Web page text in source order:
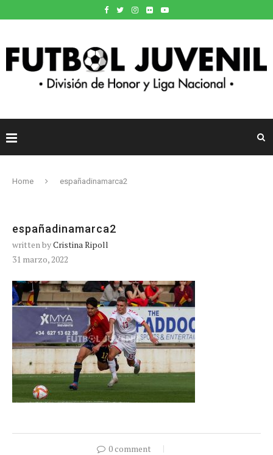
Home españadinamarca2
españadinamarca2
written byCristina Ripoll
31 marzo, 2022
0 comment